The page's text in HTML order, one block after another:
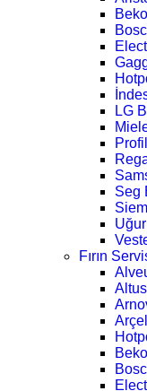
LG
Seg
Fırın